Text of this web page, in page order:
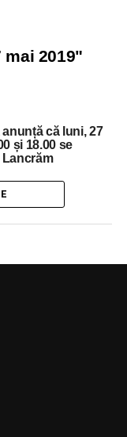
2019"
anunță că luni, 27
și 18.00 se